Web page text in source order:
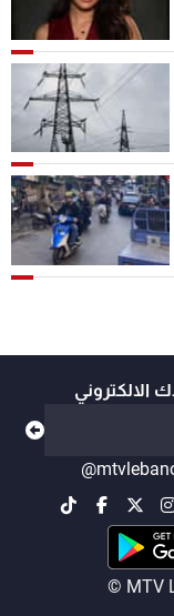
الالكتروني
© MTV